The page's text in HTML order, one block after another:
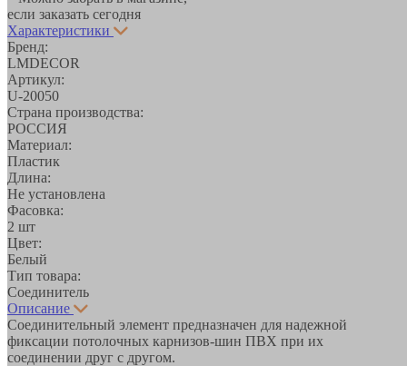
если заказать сегодня
Характеристики
Бренд:
LMDECOR
Артикул:
U-20050
Страна производства:
РОССИЯ
Материал:
Пластик
Длина:
Не установлена
Фасовка:
2 шт
Цвет:
Белый
Тип товара:
Соединитель
Описание
Соединительный элемент предназначен для надежной
фиксации потолочных карнизов-шин ПВХ при их
соединении друг с другом.